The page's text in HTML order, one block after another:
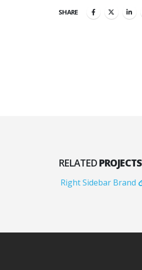
SHARE
RELATEDPROJECTS
Right Sidebar Brand